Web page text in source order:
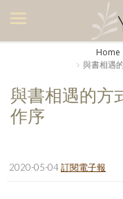
美食集
廚房集
旅遊集
Home
與書相遇
與書相遇的方
作序
2020-05-04訂閱電子報